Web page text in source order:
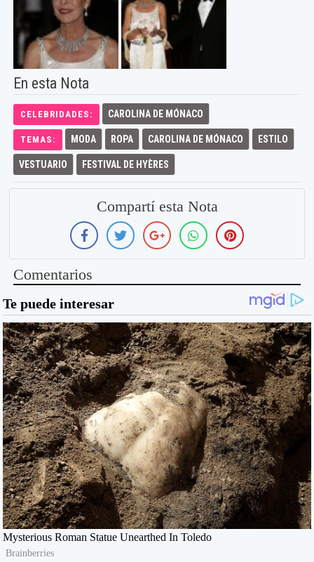
En esta Nota
CELEBRIDADES: CAROLINA DE MÓNACO
TEMAS: MODA ROPA CAROLINA DE MÓNACO ESTILO
VESTUARIO FESTIVAL DE HYÈRES
Compartí esta Nota
Comentarios